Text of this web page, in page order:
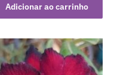
Adicionar ao carrinho